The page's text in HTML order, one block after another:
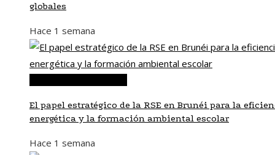
globales
Hace 1 semana
El papel estratégico de la RSE en Brunéi para la
energética y la formación ambiental escolar
Hace 1 semana